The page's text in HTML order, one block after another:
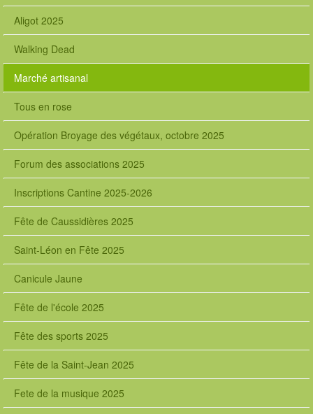
Aligot 2025
Walking Dead
Marché artisanal
Tous en rose
Opération Broyage des végétaux, octobre 2025
Forum des associations 2025
Inscriptions Cantine 2025-2026
Fête de Caussidières 2025
Saint-Léon en Fête 2025
Canicule Jaune
Fête de l'école 2025
Fête des sports 2025
Fête de la Saint-Jean 2025
Fete de la musique 2025